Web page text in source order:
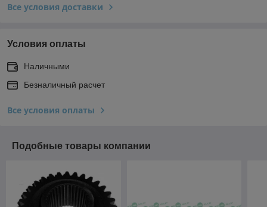
Все условия доставки
Условия оплаты
Наличными
Безналичный расчет
Все условия оплаты
Подобные товары компании